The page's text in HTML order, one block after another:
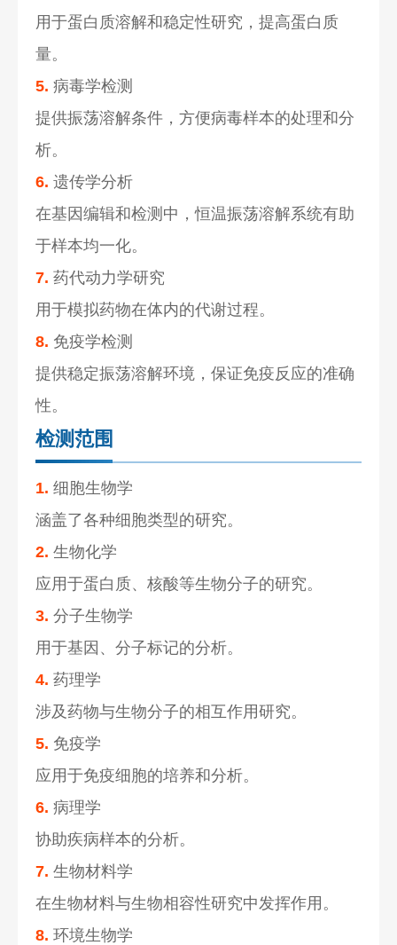
用于蛋白质溶解和稳定性研究，提高蛋白质
量。
5. 病毒学检测
提供振荡溶解条件，方便病毒样本的处理和分
析。
6. 遗传学分析
在基因编辑和检测中，恒温振荡溶解系统有助
于样本均一化。
7. 药代动力学研究
用于模拟药物在体内的代谢过程。
8. 免疫学检测
提供稳定振荡溶解环境，保证免疫反应的准确
性。
检测范围
1. 细胞生物学
涵盖了各种细胞类型的研究。
2. 生物化学
应用于蛋白质、核酸等生物分子的研究。
3. 分子生物学
用于基因、分子标记的分析。
4. 药理学
涉及药物与生物分子的相互作用研究。
5. 免疫学
应用于免疫细胞的培养和分析。
6. 病理学
协助疾病样本的分析。
7. 生物材料学
在生物材料与生物相容性研究中发挥作用。
8. 环境生物学